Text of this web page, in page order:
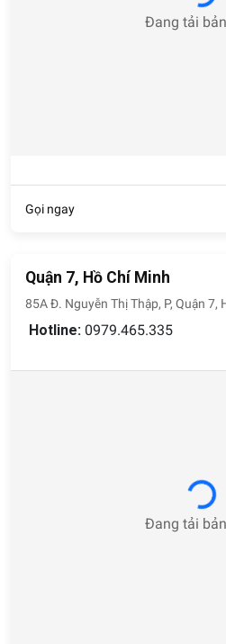
Đang tải
Gọi ngay
Quận 7, Hồ Chí Minh
85A Đ. Nguyễn Thị Thập, P, Quận 7,
Hotline: 0979.465.335
Loading...
Đang tải